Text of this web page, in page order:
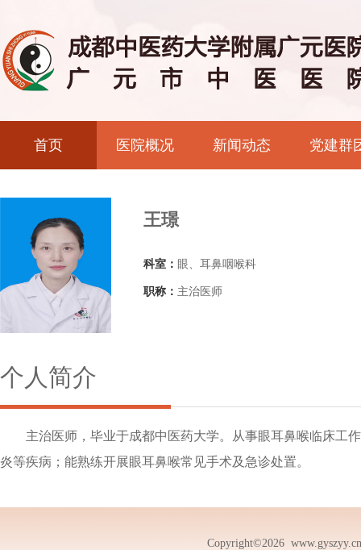
首页 医院概况 新闻动态 党建群
王璟
科室： 眼、耳鼻咽喉科
职称： 主治医师
个人简介
主治医师，毕业于成都中医药大学。从事眼耳鼻喉临床工
炎等疾病；能熟练开展眼耳鼻喉常见手术及急诊处置。
Copyright©2026